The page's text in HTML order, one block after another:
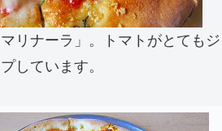
リナーラ」。トマトがとても
しています。